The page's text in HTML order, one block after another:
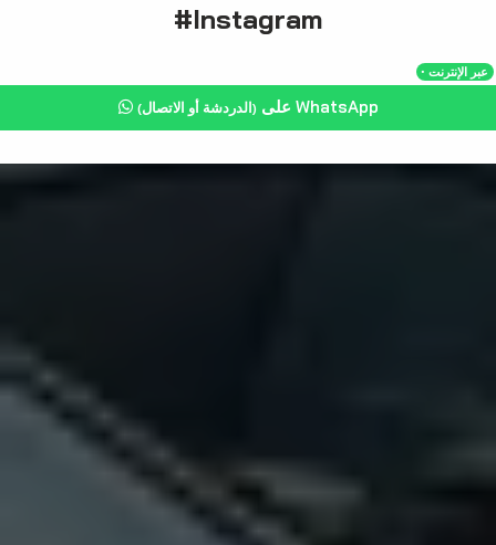
#Instagram
・عبر الإنترنت
(الدردشة أو الاتصال) على WhatsApp